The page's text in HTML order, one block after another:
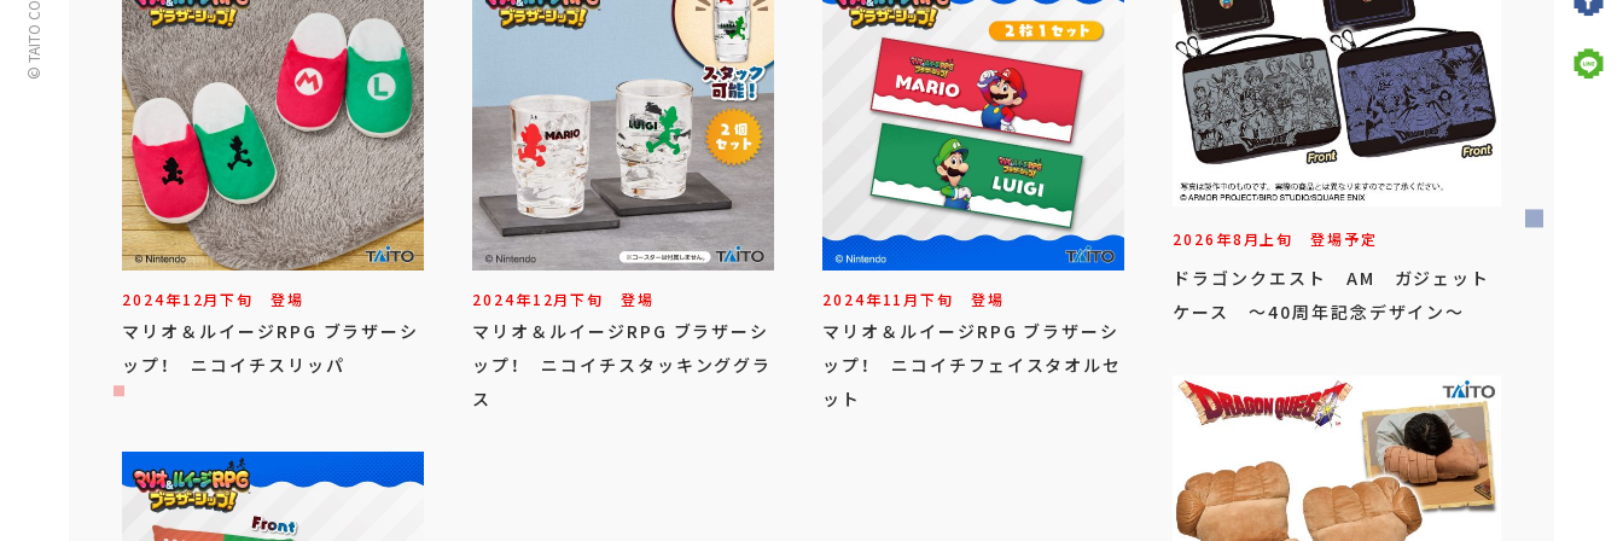
2024年12月下旬 登場
マリオ＆ルイージRPG ブラザーシ
ップ！ ニコイチスリッパ
2024年12月下旬 登場
マリオ＆ルイージRPG ブラザーシ
ップ！ ニコイチスタッキンググラ
ス
2024年11月下旬 登場
マリオ＆ルイージRPG ブラザーシ
ップ！ ニコイチフェイスタオルセ
ット
2026年8月上旬 登場予定
ドラゴンクエスト AM ガジェット
ケース ～40周年記念デザイン～